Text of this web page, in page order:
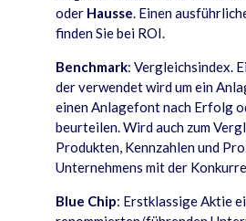
oder Hausse. Einen
finden Sie bei ROI.
Benchmark: Vergleichsindex.
der verwendet wird um ein
einen Anlagefont nach Erfolg
beurteilen. Wird auch zum
Produkten, Kennzahlen und
Unternehmens mit der
Blue Chip: Erstklassige Aktie